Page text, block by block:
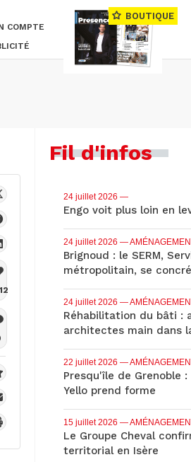
COMPTE
BOUTIQUE
Fil d'infos
24 juillet 2026 —
Engo voit plus loin en
24 juillet 2026 —
Brignoud : le SERM,
métropolitain, se
24 juillet 2026 —
Réhabilitation du bâti :
architectes main dans
22 juillet 2026 —
Presqu'île de Grenoble
Yello prend forme
15 juillet 2026 —
Le Groupe Cheval
territorial en Isère